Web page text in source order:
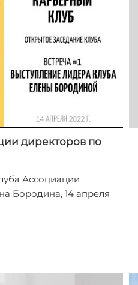
директоров по
Ассоциации
Бородина, 14 апреля